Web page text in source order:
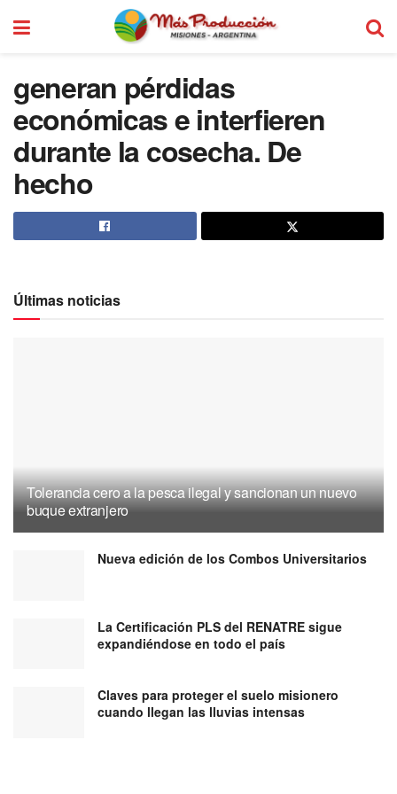
generan pérdidas
económicas e interfieren
durante la cosecha. De
hecho
Últimas noticias
Tolerancia cero a la pesca ilegal y sancionan un nuevo
buque extranjero
Nueva edición de los Combos Universitarios
La Certificación PLS del RENATRE sigue
expandiéndose en todo el país
Claves para proteger el suelo misionero
cuando llegan las lluvias intensas